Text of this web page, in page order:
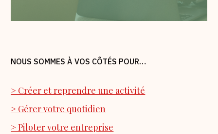
NOUS SOMMES À VOS CÔTÉS POUR…
> Créer et reprendre une activité
> Gérer votre quotidien
> Piloter votre entreprise